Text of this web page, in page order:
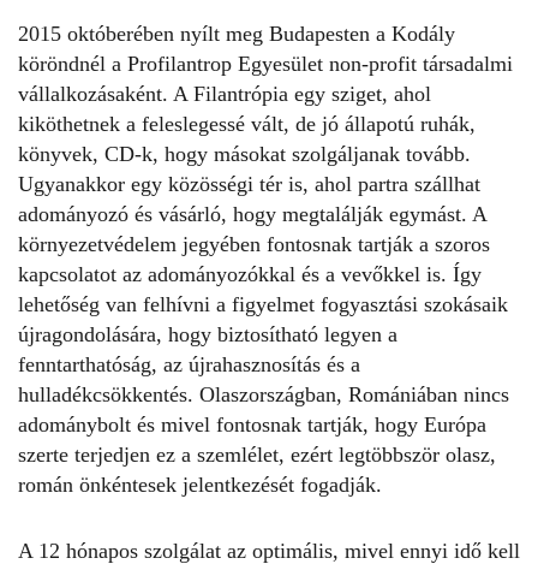
2015 októberében nyílt meg Budapesten a Kodály
köröndnél a Profilantrop Egyesület non-profit társadalmi
vállalkozásaként. A Filantrópia egy sziget, ahol
kiköthetnek a feleslegessé vált, de jó állapotú ruhák,
könyvek, CD-k, hogy másokat szolgáljanak tovább.
Ugyanakkor egy közösségi tér is, ahol partra szállhat
adományozó és vásárló, hogy megtalálják egymást. A
környezetvédelem jegyében fontosnak tartják a szoros
kapcsolatot az adományozókkal és a vevőkkel is. Így
lehetőség van felhívni a figyelmet fogyasztási szokásaik
újragondolására, hogy biztosítható legyen a
fenntarthatóság, az újrahasznosítás és a
hulladékcsökkentés. Olaszországban, Romániában nincs
adománybolt és mivel fontosnak tartják, hogy Európa
szerte terjedjen ez a szemlélet, ezért legtöbbször olasz,
román önkéntesek jelentkezését fogadják.
A 12 hónapos szolgálat az optimális, mivel ennyi idő kell